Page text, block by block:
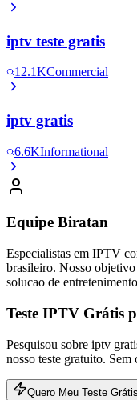
iptv teste gratis
12.1KCommercial
iptv gratis
6.6KInformational
Equipe Biratan
Especialistas em IPTV
brasileiro. Nosso
solucao de
Teste IPTV Grátis
Pesquisou sobre iptv
nosso teste gratuito. Sem
Quero Meu Teste Grátis